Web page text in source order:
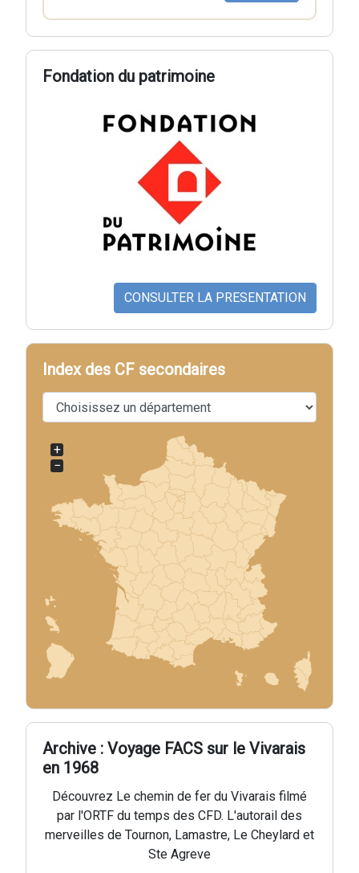
Fondation du patrimoine
CONSULTER LA PRESENTATION
Index des CF secondaires
+
−
Archive : Voyage FACS sur le Vivarais
en 1968
Découvrez Le chemin de fer du Vivarais filmé
par l'ORTF du temps des CFD. L'autorail des
merveilles de Tournon, Lamastre, Le Cheylard et
Ste Agreve